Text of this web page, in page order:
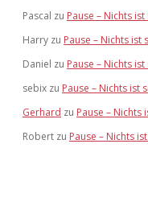
Pascal zu Pause – Nichts
Harry zu Pause – Nichts ist
Daniel zu Pause – Nichts
sebix zu Pause – Nichts ist
Gerhard zu Pause – Nichts
Robert zu Pause – Nichts